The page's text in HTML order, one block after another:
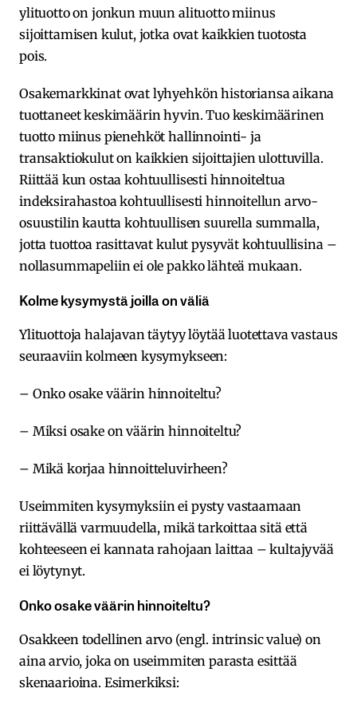
ylituotto on jonkun muun alituotto miinus
sijoittamisen kulut, jotka ovat kaikkien tuotosta
pois.
Osakemarkkinat ovat lyhyehkön historiansa aikana
tuottaneet keskimäärin hyvin. Tuo keskimäärinen
tuotto miinus pienehköt hallinnointi- ja
transaktiokulut on kaikkien sijoittajien ulottuvilla.
Riittää kun ostaa kohtuullisesti hinnoiteltua
indeksirahastoa kohtuullisesti hinnoitellun arvo-
osuustilin kautta kohtuullisen suurella summalla,
jotta tuottoa rasittavat kulut pysyvät kohtuullisina –
nollasummapeliin ei ole pakko lähteä mukaan.
Kolme kysymystä joilla on väliä
Ylituottoja halajavan täytyy löytää luotettava vastaus
seuraaviin kolmeen kysymykseen:
– Onko osake väärin hinnoiteltu?
– Miksi osake on väärin hinnoiteltu?
– Mikä korjaa hinnoitteluvirheen?
Useimmiten kysymyksiin ei pysty vastaamaan
riittävällä varmuudella, mikä tarkoittaa sitä että
kohteeseen ei kannata rahojaan laittaa – kultajyvää
ei löytynyt.
Onko osake väärin hinnoiteltu?
Osakkeen todellinen arvo (engl. intrinsic value) on
aina arvio, joka on useimmiten parasta esittää
skenaarioina. Esimerkiksi: